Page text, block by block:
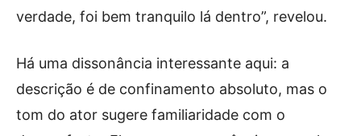
verdade, foi bem tranquilo lá dentro”, revelou.
Há uma dissonância interessante aqui: a
descrição é de confinamento absoluto, mas o
tom do ator sugere familiaridade com o